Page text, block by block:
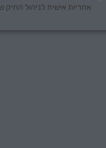
אחריות אישית לניהול